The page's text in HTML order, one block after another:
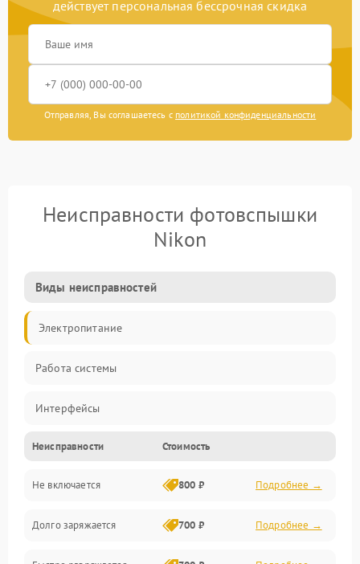
действует персональная бессрочная скидка
Отправляя, Вы соглашаетесь с политикой конфиденциальности
Неисправности фотовспышки
Nikon
Виды неисправностей
Электропитание
Работа системы
Интерфейсы
Электронные компоненты
Корпус/Герметичность
Неисправности Стоимость
Не включается 800 ₽ Подробнее →
Долго заряжается 700 ₽ Подробнее →